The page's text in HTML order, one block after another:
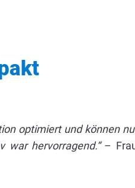
optimiert und können
war hervorragend.“–